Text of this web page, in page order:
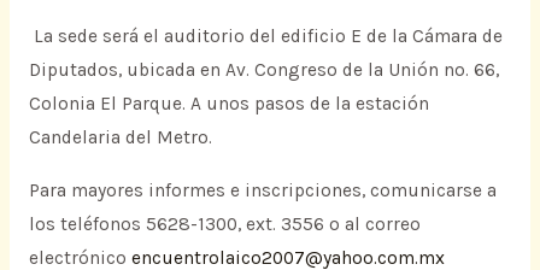
La sede será el auditorio del edificio E de la Cámara de
Diputados, ubicada en Av. Congreso de la Unión no. 66,
Colonia El Parque. A unos pasos de la estación
Candelaria del Metro.
Para mayores informes e inscripciones, comunicarse a
los teléfonos 5628-1300, ext. 3556 o al correo
electrónico encuentrolaico2007@yahoo.com.mx